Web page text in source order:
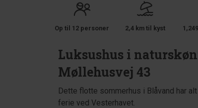
Op til 12 personer 2,4 km til kyst
Luksushus i
Møllehusvej 43
Dette flotte sommerhus i Blåvand har
ferie ved Vesterhavet.